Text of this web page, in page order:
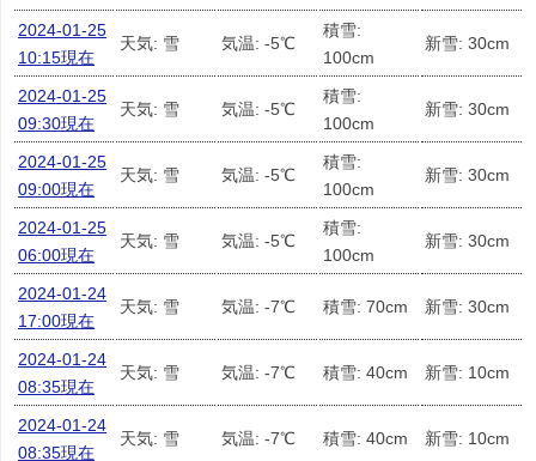
2024-01-25
10:15現在
天気: 雪 気温: -5℃
積雪:
100cm
新雪: 30cm
2024-01-25
09:30現在
天気: 雪 気温: -5℃
積雪:
100cm
新雪: 30cm
2024-01-25
09:00現在
天気: 雪 気温: -5℃
積雪:
100cm
新雪: 30cm
2024-01-25
06:00現在
天気: 雪 気温: -5℃
積雪:
100cm
新雪: 30cm
2024-01-24
17:00現在
天気: 雪 気温: -7℃ 積雪: 70cm 新雪: 30cm
2024-01-24
08:35現在
天気: 雪 気温: -7℃ 積雪: 40cm 新雪: 10cm
2024-01-24
08:35現在
天気: 雪 気温: -7℃ 積雪: 40cm 新雪: 10cm